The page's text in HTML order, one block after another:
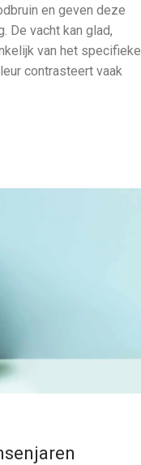
en geven deze
De vacht kan glad,
van het specifieke
contrasteert vaak